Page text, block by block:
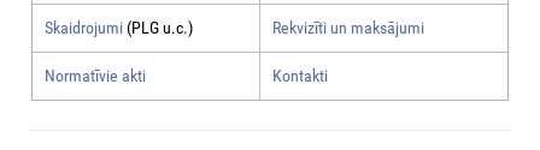
Skaidrojumi(PLG u.c.) Rekvizīti un maksājumi
Normatīvie akti Kontakti